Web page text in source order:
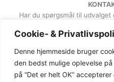
Cookie- &
Denne hjemmeside bruger
den bedst mulige oplevelse
på “Det er helt OK”
Har du spørgsmål til
kan du gøre via